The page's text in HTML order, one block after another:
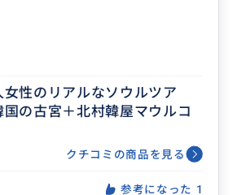
女性のリアルなソウルツア
国の古宮＋北村韓屋マウルコ
クチコミの商品を見る
参考になった 1